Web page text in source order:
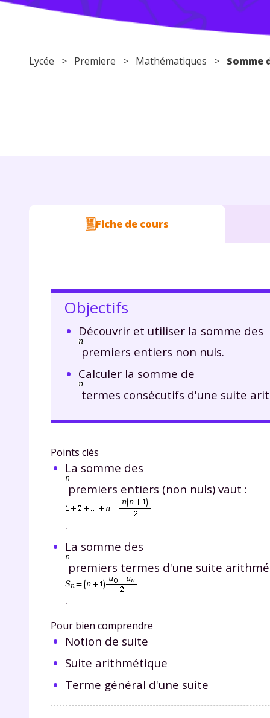
Lycée > Premiere > Mathématiques > Somme
Fiche de cours
Objectifs
Découvrir et utiliser la somme des
premiers entiers non nuls.
Calculer la somme de
termes consécutifs d'une suite
Points clés
La somme des
premiers entiers (non nuls) vaut :
.
La somme des
premiers termes d'une suite
.
Pour bien comprendre
Notion de suite
Suite arithmétique
Terme général d'une suite